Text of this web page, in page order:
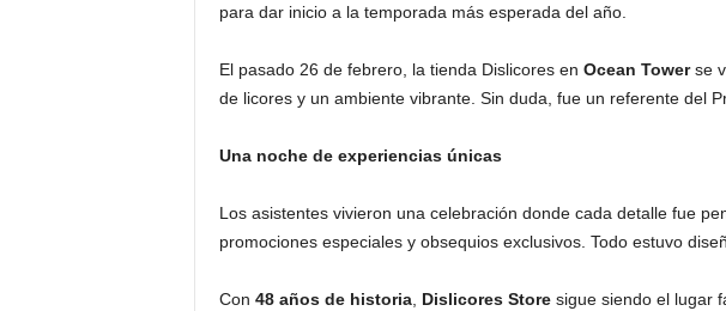
para dar inicio a la temporada más esperada del año.
El pasado 26 de febrero, la tienda Dislicores en Ocean Towerse
de licores y un ambiente vibrante. Sin duda, fue un referente del
Una noche de experiencias únicas
Los asistentes vivieron una celebración donde cada detalle fue
promociones especiales y obsequios exclusivos. Todo estuvo
Con 48 años de historia, Dislicores Storesigue siendo el lugar